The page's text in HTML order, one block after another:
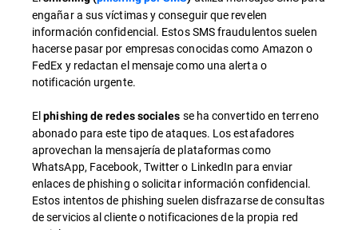
engañar a sus víctimas y conseguir que revelen
información confidencial. Estos SMS fraudulentos suelen
hacerse pasar por empresas conocidas como Amazon o
FedEx y redactan el mensaje como una alerta o
notificación urgente.
Elphishing de redes sociales se ha convertido en terreno
abonado para este tipo de ataques. Los estafadores
aprovechan la mensajería de plataformas como
WhatsApp, Facebook, Twitter o LinkedIn para enviar
enlaces de phishing o solicitar información confidencial.
Estos intentos de phishing suelen disfrazarse de consultas
de servicios al cliente o notificaciones de la propia red